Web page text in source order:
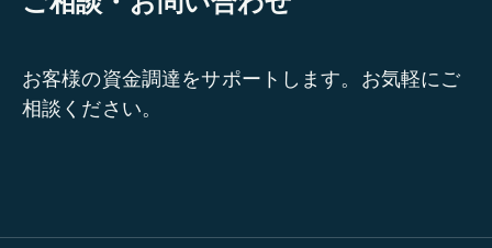
お客様の資金調達をサポートします。お気軽にご
相談ください。